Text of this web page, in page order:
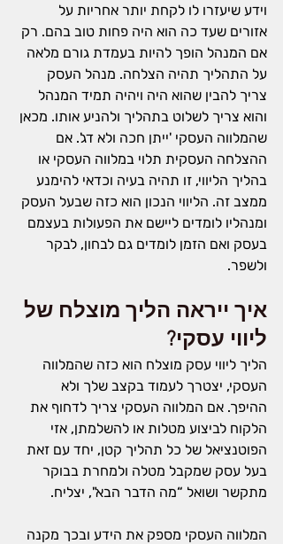
וידע שיעזרו לו לקחת יותר אחריות על
אזורים שעד כה הוא היה פחות טוב בהם. רק
אם המנהל הופך להיות בעמדת גורם מלאה
על התהליך תהיה הצלחה. מנהל העסק
צריך להבין שהוא היה ויהיה תמיד המנהל
והוא צריך לשלוט בתהליך ולהניע אותו. מכאן
שהמלווה העסקי 'ייתן חכה ולא דג'. אם
ההצלחה העסקית תלוי במלווה העסקי או
בהליך הליווי, זו תהיה בעיה וכדאי להימנע
ממצב זה. הליווי הנכון הוא כזה שבעל העסק
ומנהליו לומדים ליישם את הפעולות בעצמם
בעסק ואם הזמן לומדים גם לבחון, לבקר
ולשפר.
איך ייראה הליך מוצלח של
ליווי עסקי?
הליך ליווי עסק מוצלח הוא כזה שהמלווה
העסקי, יצטרך לעמוד בקצב שלך ולא
ההיפך. אם המלווה העסקי צריך לדחוף את
הלקוח לביצוע מטלות או להשלמתן, אזי
הפוטנציאל של כל תהליך קטן, יחד עם זאת
בעל עסק שמקבל מטלה ולמחרת בבוקר
מתקשר ושואל “מה הדבר הבא", יצליח.
המלווה העסקי מספק את הידע ובכך מקנה